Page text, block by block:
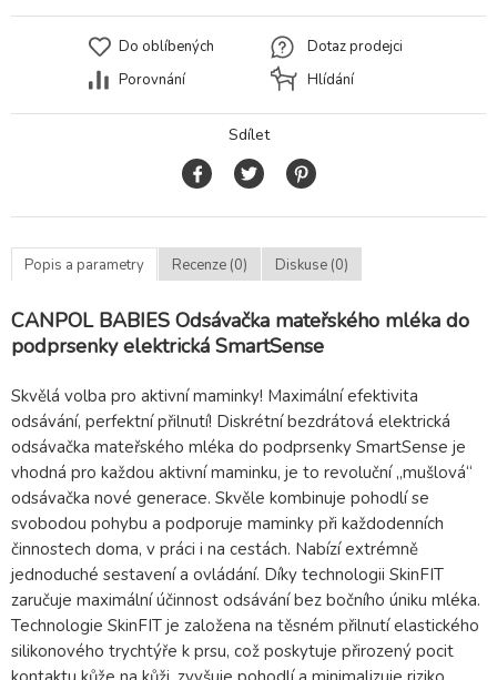
Do oblíbených
Porovnání
Dotaz prodejci
Hlídání
Sdílet
Popis a parametry Recenze (0) Diskuse (0)
CANPOL BABIES Odsávačka mateřského mléka do
podprsenky elektrická SmartSense
Skvělá volba pro aktivní maminky! Maximální efektivita
odsávání, perfektní přilnutí! Diskrétní bezdrátová elektrická
odsávačka mateřského mléka do podprsenky SmartSense je
vhodná pro každou aktivní maminku, je to revoluční „mušlová“
odsávačka nové generace. Skvěle kombinuje pohodlí se
svobodou pohybu a podporuje maminky při každodenních
činnostech doma, v práci i na cestách. Nabízí extrémně
jednoduché sestavení a ovládání. Díky technologii SkinFIT
zaručuje maximální účinnost odsávání bez bočního úniku mléka.
Technologie SkinFIT je založena na těsném přilnutí elastického
silikonového trychtýře k prsu, což poskytuje přirozený pocit